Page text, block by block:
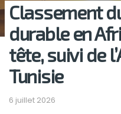
Classement
durable en
tête, suivi de
Tunisie
6 juillet 2026